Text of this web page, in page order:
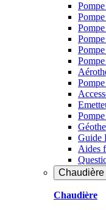
Guide
Aides
Chaudière
Chaudière